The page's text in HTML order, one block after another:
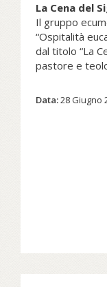
La Cena del
Il gruppo
“Ospitalità
dal titolo “La
pastore e
per definire i
riguardo alla
Data:28 Giugno